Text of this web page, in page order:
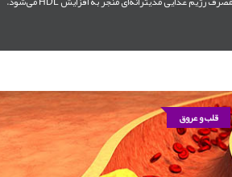
قلب و عروق